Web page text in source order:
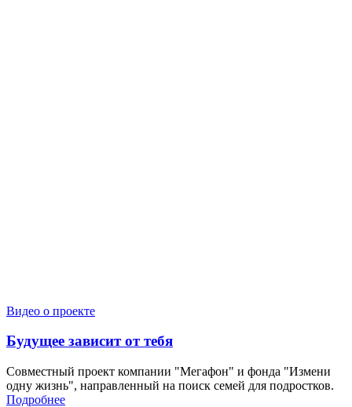
Видео о проекте
Будущее зависит от тебя
Совместный проект компании "Мегафон" и фонда "Измени
одну жизнь", направленный на поиск семей для подростков.
Подробнее